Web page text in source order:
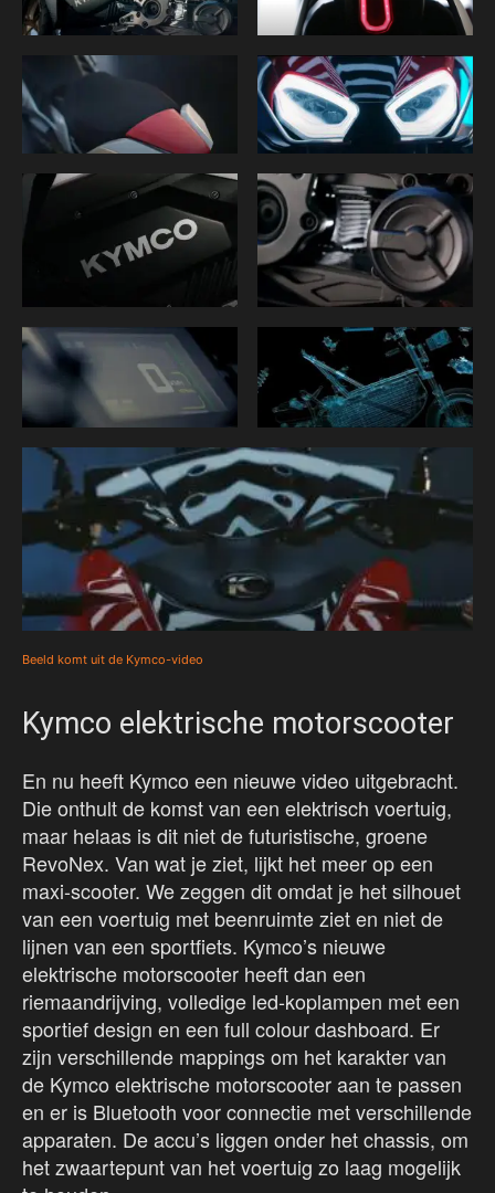
Beeld komt uit de Kymco-video
Kymco elektrische motorscooter
En nu heeft Kymco een nieuwe video uitgebracht.
Die onthult de komst van een elektrisch voertuig,
maar helaas is dit niet de futuristische, groene
RevoNex. Van wat je ziet, lijkt het meer op een
maxi-scooter. We zeggen dit omdat je het silhouet
van een voertuig met beenruimte ziet en niet de
lijnen van een sportfiets. Kymco’s nieuwe
elektrische motorscooter heeft dan een
riemaandrijving, volledige led-koplampen met een
sportief design en een full colour dashboard. Er
zijn verschillende mappings om het karakter van
de Kymco elektrische motorscooter aan te passen
en er is Bluetooth voor connectie met verschillende
apparaten. De accu’s liggen onder het chassis, om
het zwaartepunt van het voertuig zo laag mogelijk